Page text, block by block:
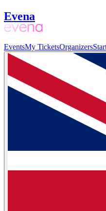
Evena
EventsMy TicketsOrganizers